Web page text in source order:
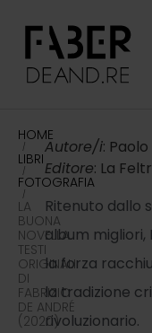
HOME
/
LIBRI
/
FOTOGRAFIA
/
LA
BUONA
NOVELLA.
TESTI
ORIGINALI
DI
FABRIZIO
DE ANDRÉ
(2020)
Autore/i:
Editore: La
Ritenuto dallo
album migliori,
la forza
la tradizione
rivoluzionario.